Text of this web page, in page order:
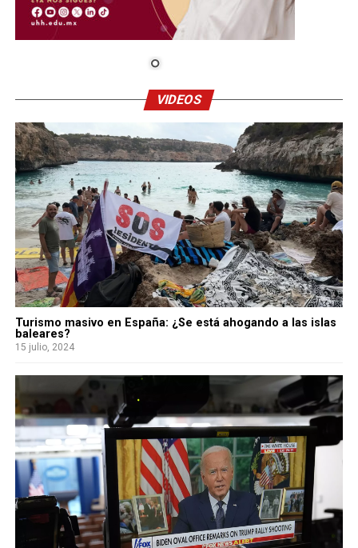
VIDEOS
Turismo masivo en España: ¿Se está ahogando a las islas
baleares?
15 julio, 2024